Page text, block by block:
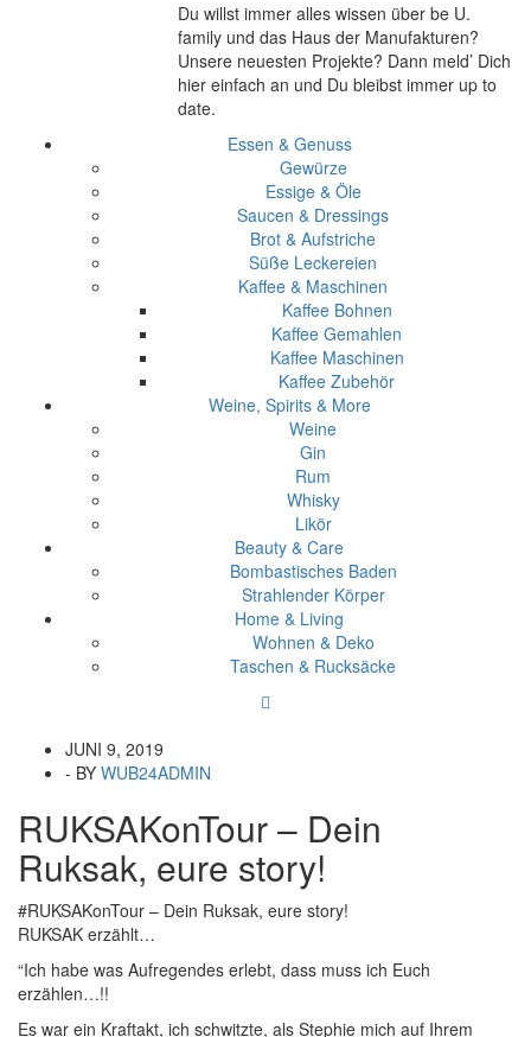
Du willst immer alles wissen über be U.
family und das Haus der Manufakturen?
Unsere neuesten Projekte? Dann meld’ Dich
hier einfach an und Du bleibst immer up to
date.
Essen & Genuss
Gewürze
Essige & Öle
Saucen & Dressings
Brot & Aufstriche
Süße Leckereien
Kaffee & Maschinen
Kaffee Bohnen
Kaffee Gemahlen
Kaffee Maschinen
Kaffee Zubehör
Weine, Spirits & More
Weine
Gin
Rum
Whisky
Likör
Beauty & Care
Bombastisches Baden
Strahlender Körper
Home & Living
Wohnen & Deko
Taschen & Rucksäcke
JUNI 9, 2019
- BY WUB24ADMIN
RUKSAKonTour – Dein
Ruksak, eure story!
#RUKSAKonTour – Dein Ruksak, eure story!
RUKSAK erzählt…
“Ich habe was Aufregendes erlebt, dass muss ich Euch
erzählen…!!
Es war ein Kraftakt, ich schwitzte, als Stephie mich auf Ihrem